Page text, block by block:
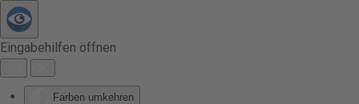
Eingabehilfen öffnen
Farben umkehren
Zum Hauptinhalt springen